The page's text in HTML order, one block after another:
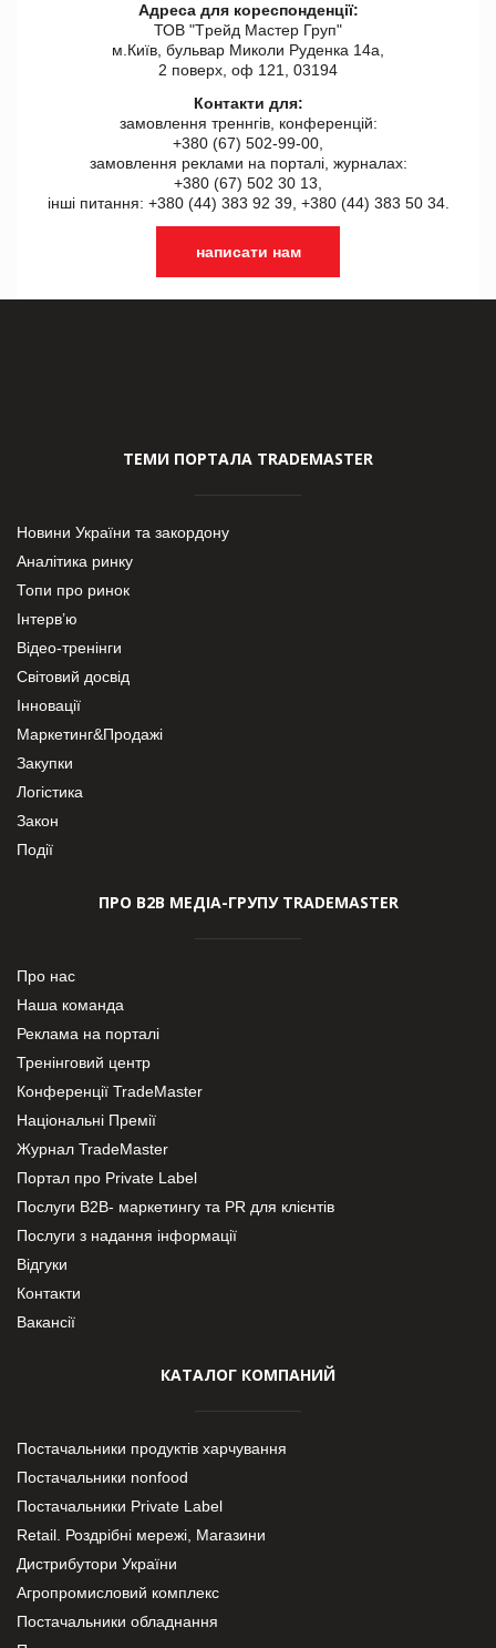
Адреса для кореспонденції:
ТОВ "Tрейд Мастер Груп"
м.Київ, бульвар Миколи Руденка 14а,
2 поверх, оф 121, 03194
Контакти для:
замовлення треннгів, конференцій:
+380 (67) 502-99-00,
замовлення реклами на порталі, журналах:
+380 (67) 502 30 13,
інші питання: +380 (44) 383 92 39, +380 (44) 383 50 34.
написати нам
ТЕМИ ПОРТАЛА TRADEMASTER
Новини України та закордону
Аналітика ринку
Топи про ринок
Інтерв’ю
Відео-тренінги
Світовий досвід
Інновації
Маркетинг&Продажі
Закупки
Логістика
Закон
Події
ПРО В2В МЕДІА-ГРУПУ TRADEMASTER
Про нас
Наша команда
Реклама на порталі
Тренінговий центр
Конференції TradeMaster
Національні Премії
Журнал TradeMaster
Портал про Private Label
Послуги В2В- маркетингу та PR для клієнтів
Послуги з надання інформації
Відгуки
Контакти
Вакансії
КАТАЛОГ КОМПАНИЙ
Постачальники продуктів харчування
Постачальники nonfood
Постачальники Private Label
Retail. Роздрібні мережі, Магазини
Дистрибутори України
Агропромисловий комплекс
Постачальники обладнання